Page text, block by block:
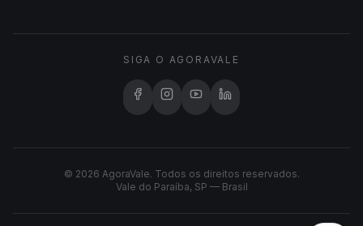
SIGA O AGORAVALE
© 2026 AgoraVale. Todos os direitos reservados.
Vale do Paraíba, SP — Brasil